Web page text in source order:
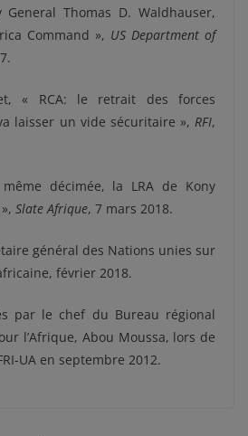
Thomas D. Waldhauser,
Command », US Department of
« RCA: le retrait des forces
laisser un vide sécuritaire », RFI,
décimée, la LRA de Kony
Slate Afrique, 7 mars 2018.
général des Nations unies sur
février 2018.
par le chef du Bureau régional
l’Afrique, Abou Moussa, lors de
UA en septembre 2012.